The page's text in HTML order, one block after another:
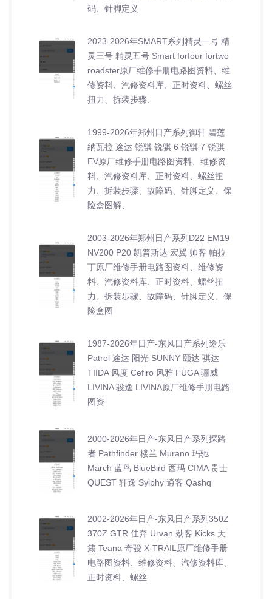
码、针脚定义
2023-2026年SMART系列精灵一号 精
灵三号 精灵五号 Smart forfour fortwo
roadster原厂维修手册电路图资料、维
修资料、汽修资料库、正时资料、螺丝
扭力、拆装步骤、
1999-2026年郑州日产系列御轩 碧莲
纳瓦拉 途达 锐骐 锐骐 6 锐骐 7 锐骐
EV原厂维修手册电路图资料、维修资
料、汽修资料库、正时资料、螺丝扭
力、拆装步骤、故障码、针脚定义、保
险盒图解、
2003-2026年郑州日产系列D22 EM19
NV200 P20 凯普斯达 宏翼 帅客 帕拉
丁原厂维修手册电路图资料、维修资
料、汽修资料库、正时资料、螺丝扭
力、拆装步骤、故障码、针脚定义、保
险盒图
1987-2026年日产-东风日产系列途乐
Patrol 途达 阳光 SUNNY 颐达 骐达
TIIDA 风度 Cefiro 风雅 FUGA 骊威
LIVINA 骏逸 LIVINA原厂维修手册电路
图资
2000-2026年日产-东风日产系列探路
者 Pathfinder 楼兰 Murano 玛驰
March 蓝鸟 BlueBird 西玛 CIMA 贵士
QUEST 轩逸 Sylphy 逍客 Qashq
2002-2026年日产-东风日产系列350Z
370Z GTR 佳奔 Urvan 劲客 Kicks 天
籁 Teana 奇骏 X-TRAIL原厂维修手册
电路图资料、维修资料、汽修资料库、
正时资料、螺丝